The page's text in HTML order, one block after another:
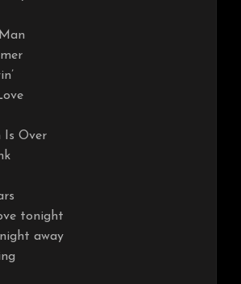
Is Over
tonight
away